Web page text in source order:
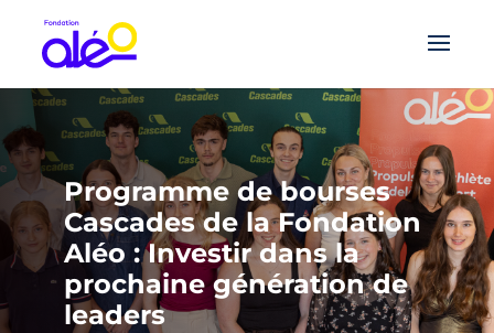
Programme de bourses
Cascades de la Fondation
Aléo : Investir dans la
prochaine génération de
leaders